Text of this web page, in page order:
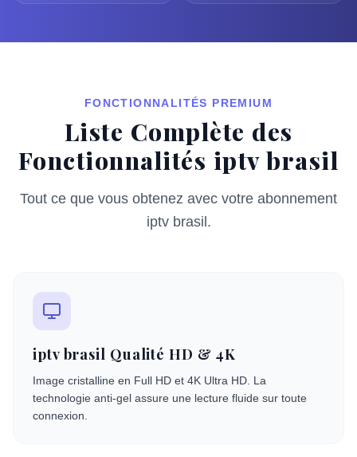
FONCTIONNALITÉS PREMIUM
Liste Complète des
Fonctionnalités iptv brasil
Tout ce que vous obtenez avec votre abonnement
iptv brasil.
iptv brasil Qualité HD & 4K
Image cristalline en Full HD et 4K Ultra HD. La
technologie anti-gel assure une lecture fluide sur toute
connexion.